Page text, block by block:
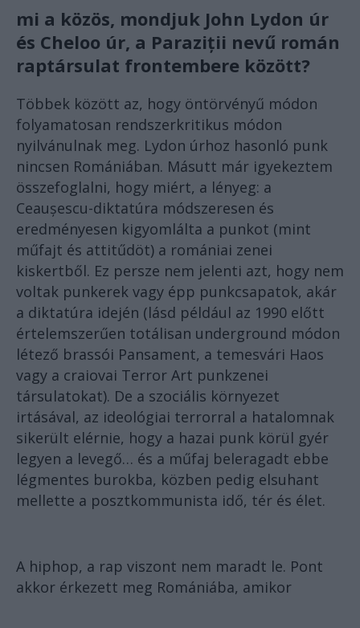
mi a közös, mondjuk John Lydon úr
és Cheloo úr, a Paraziții nevű román
raptársulat frontembere között?
Többek között az, hogy öntörvényű módon
folyamatosan rendszerkritikus módon
nyilvánulnak meg. Lydon úrhoz hasonló punk
nincsen Romániában. Másutt már igyekeztem
összefoglalni, hogy miért, a lényeg: a
Ceaușescu-diktatúra módszeresen és
eredményesen kigyomlálta a punkot (mint
műfajt és attitűdöt) a romániai zenei
kiskertből. Ez persze nem jelenti azt, hogy nem
voltak punkerek vagy épp punkcsapatok, akár
a diktatúra idején (lásd például az 1990 előtt
értelemszerűen totálisan underground módon
létező brassói Pansament, a temesvári Haos
vagy a craiovai Terror Art punkzenei
társulatokat). De a szociális környezet
irtásával, az ideológiai terrorral a hatalomnak
sikerült elérnie, hogy a hazai punk körül gyér
legyen a levegő… és a műfaj beleragadt ebbe
légmentes burokba, közben pedig elsuhant
mellette a posztkommunista idő, tér és élet.
A hiphop, a rap viszont nem maradt le. Pont
akkor érkezett meg Romániába, amikor